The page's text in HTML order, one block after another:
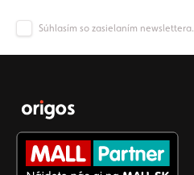
Súhlasím so zasielaním newslettera.